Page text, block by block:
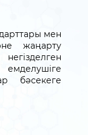
мен
жаңарту
бәсекеге